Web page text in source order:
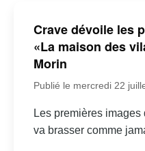
Crave dévoile les
«La maison des
Morin
Publié le mercredi 22
Les premières
va brasser comme